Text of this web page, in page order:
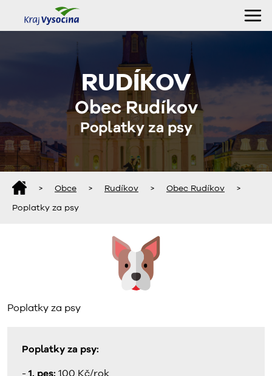
RUDÍKOV
Obec Rudíkov
Poplatky za psy
> Obce > Rudíkov > Obec Rudíkov
>
Poplatky za psy
Poplatky za psy
Poplatky za psy:
- 1. pes: 100 Kč/rok